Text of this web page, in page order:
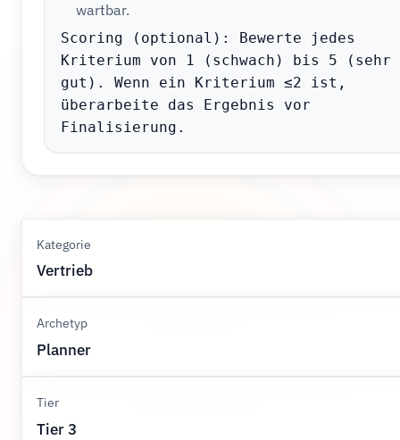
wartbar.
Scoring (optional): Bewerte jedes
Kriterium von 1 (schwach) bis 5 (sehr
gut). Wenn ein Kriterium ≤2 ist,
überarbeite das Ergebnis vor
Finalisierung.
Kategorie
Vertrieb
Archetyp
Planner
Tier
Tier 3